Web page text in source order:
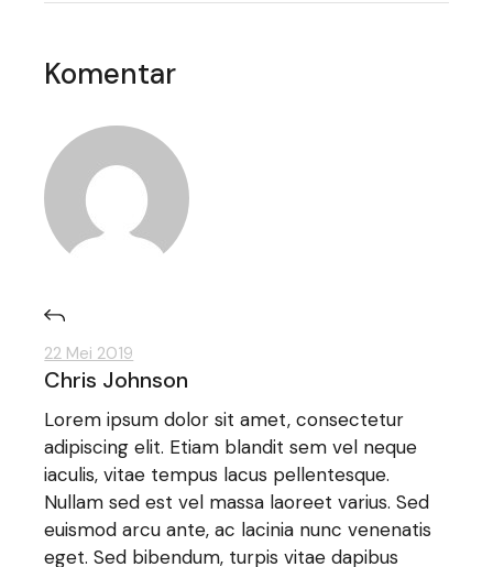
Komentar
22 Mei 2019
Chris Johnson
Lorem ipsum dolor sit amet, consectetur
adipiscing elit. Etiam blandit sem vel neque
iaculis, vitae tempus lacus pellentesque.
Nullam sed est vel massa laoreet varius. Sed
euismod arcu ante, ac lacinia nunc venenatis
eget. Sed bibendum, turpis vitae dapibus